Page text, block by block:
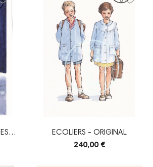
-
ECOLIERS - ORIGINAL
240,00 €